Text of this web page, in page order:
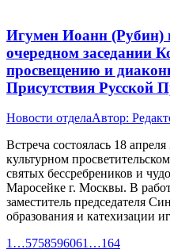
Игумен Иоанн (Рубин)
очередном заседании
просвещению и
Присутствия Русской
Новости отделаАвтор:
Встреча состоялась 18
культурном
святых бессребреников и
Маросейке г. Москвы. В
заместитель председателя
образования и катехизации
1 …5758596061 …164